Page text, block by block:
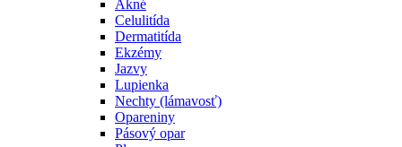
Akné
Celulitída
Dermatitída
Ekzémy
Jazvy
Lupienka
Nechty (lámavosť)
Opareniny
Pásový opar